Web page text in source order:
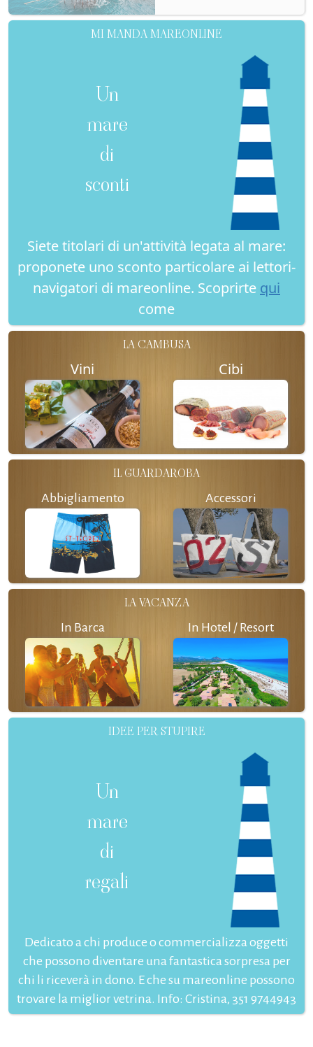
MI MANDA MAREONLINE
Un
mare
di
sconti
Siete titolari di un'attività legata al mare:
proponete uno sconto particolare ai lettori-
navigatori di mareonline. Scoprirte qui
come
LA CAMBUSA
Vini Cibi
IL GUARDAROBA
Abbigliamento Accessori
LA VACANZA
In Barca In Hotel / Resort
IDEE PER STUPIRE
Un
mare
di
regali
Dedicato a chi produce o commercializza oggetti
che possono diventare una fantastica sorpresa per
chi li riceverà in dono. E che su mareonline possono
trovare la miglior vetrina. Info: Cristina, 351 9744943